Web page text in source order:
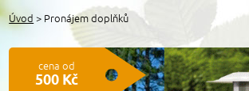
Úvod > Pronájem doplňků
cena od
500 Kč
Obchodní podmínky
Aktuality
Kontakt